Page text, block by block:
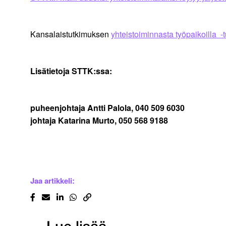
Kansalaistutkimuksen yhteistoiminnasta työpaikoilla -
Lisätietoja STTK:ssa:
puheenjohtaja Antti Palola, 040 509 6030
johtaja Katarina Murto, 050 568 9188
Jaa artikkeli: